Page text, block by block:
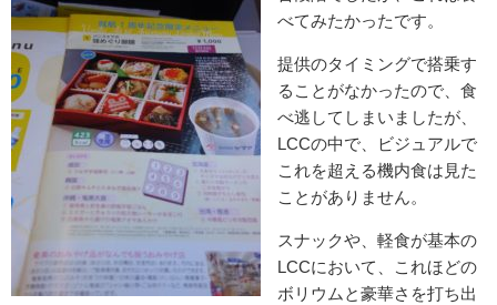
べてみたかったです。
提供のタイミングで搭乗す
ることがなかったので、食
べ逃してしまいましたが、
LCCの中で、ビジュアルで
これを超える機内食は見た
ことがありません。
スナックや、軽食が基本の
LCCにおいて、これほどの
ボリウムと豪華さを打ち出